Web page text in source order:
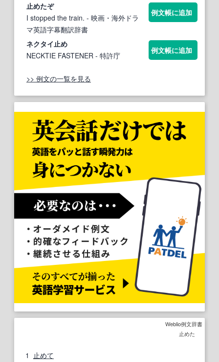
止めたぞ
I stopped the train. - 映画・海外ドラ
マ英語字幕翻訳辞書
例文帳に追加
ネクタイ 止め
NECKTIE FASTENER - 特許庁
例文帳に追加
>> 例文の一覧を見る
Weblio例文辞書
止めた
1
止めて